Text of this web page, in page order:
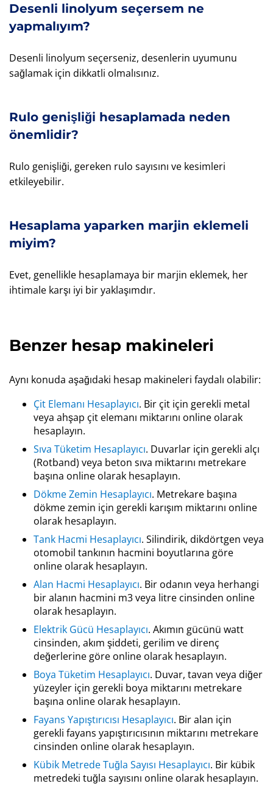
Desenli linolyum seçersem ne
yapmalıyım?
Desenli linolyum seçerseniz, desenlerin uyumunu
sağlamak için dikkatli olmalısınız.
Rulo genişliği hesaplamada neden
önemlidir?
Rulo genişliği, gereken rulo sayısını ve kesimleri
etkileyebilir.
Hesaplama yaparken marjin eklemeli
miyim?
Evet, genellikle hesaplamaya bir marjin eklemek, her
ihtimale karşı iyi bir yaklaşımdır.
Benzer hesap makineleri
Aynı konuda aşağıdaki hesap makineleri faydalı olabilir:
Çit Elemanı Hesaplayıcı. Bir çit için gerekli metal
veya ahşap çit elemanı miktarını online olarak
hesaplayın.
Sıva Tüketim Hesaplayıcı. Duvarlar için gerekli alçı
(Rotband) veya beton sıva miktarını metrekare
başına online olarak hesaplayın.
Dökme Zemin Hesaplayıcı. Metrekare başına
dökme zemin için gerekli karışım miktarını online
olarak hesaplayın.
Tank Hacmi Hesaplayıcı. Silindirik, dikdörtgen veya
otomobil tankının hacmini boyutlarına göre
online olarak hesaplayın.
Alan Hacmi Hesaplayıcı. Bir odanın veya herhangi
bir alanın hacmini m3 veya litre cinsinden online
olarak hesaplayın.
Elektrik Gücü Hesaplayıcı. Akımın gücünü watt
cinsinden, akım şiddeti, gerilim ve direnç
değerlerine göre online olarak hesaplayın.
Boya Tüketim Hesaplayıcı. Duvar, tavan veya diğer
yüzeyler için gerekli boya miktarını metrekare
başına online olarak hesaplayın.
Fayans Yapıştırıcısı Hesaplayıcı. Bir alan için
gerekli fayans yapıştırıcısının miktarını metrekare
cinsinden online olarak hesaplayın.
Kübik Metrede Tuğla Sayısı Hesaplayıcı. Bir kübik
metredeki tuğla sayısını online olarak hesaplayın.